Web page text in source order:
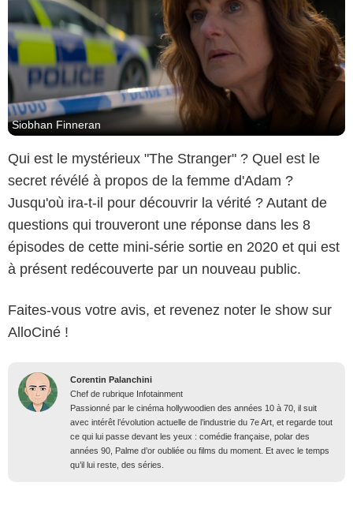
Siobhan Finneran
Qui est le mystérieux "The Stranger" ? Quel est le
secret révélé à propos de la femme d'Adam ?
Jusqu'où ira-t-il pour découvrir la vérité ? Autant de
questions qui trouveront une réponse dans les 8
épisodes de cette mini-série sortie en 2020 et qui est
à présent redécouverte par un nouveau public.
Faites-vous votre avis, et revenez noter le show sur
AlloCiné !
Corentin Palanchini
Chef de rubrique Infotainment
Passionné par le cinéma hollywoodien des années 10 à 70, il suit
avec intérêt l’évolution actuelle de l’industrie du 7e Art, et regarde tout
ce qui lui passe devant les yeux : comédie française, polar des
années 90, Palme d’or oubliée ou films du moment. Et avec le temps
qu’il lui reste, des séries.